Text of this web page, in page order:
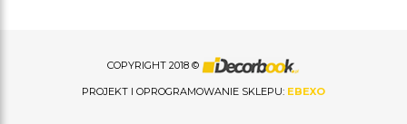
COPYRIGHT 2018 ©
PROJEKT I OPROGRAMOWANIE SKLEPU: EBEXO